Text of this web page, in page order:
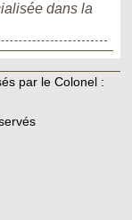
dans la
par le Colonel :